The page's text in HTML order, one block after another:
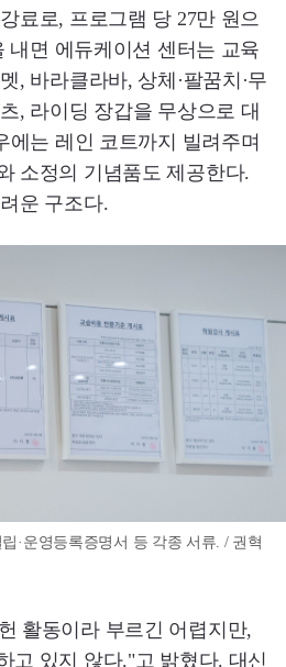
료로, 프로그램 당 27만 원으
내면 에듀케이션 센터는 교육
, 바라클라바, 상체·팔꿈치·무
, 라이딩 장갑을 무상으로 대
에는 레인 코트까지 빌려주며
소정의 기념품도 제공한다.
운 구조다.
·운영등록증명서 등 각종 서류. / 권혁
활동이라 부르긴 어렵지만,
고 있지 않다."고 밝혔다. 대신